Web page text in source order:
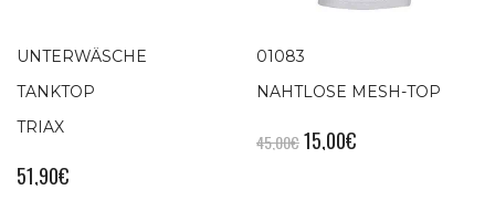
UNTERWÄSCHE
TANKTOP
TRIAX
51,90€
01083
NAHTLOSE MESH-TOP
45,00€ 15,00€